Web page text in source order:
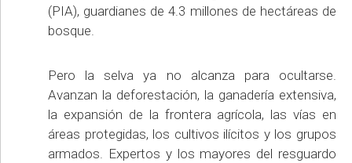
(PIA), guardianes de 4.3 millones de hectáreas de
bosque.
Pero la selva ya no alcanza para ocultarse.
Avanzan la deforestación, la ganadería extensiva,
la expansión de la frontera agrícola, las vías en
áreas protegidas, los cultivos ilícitos y los grupos
armados. Expertos y los mayores del resguardo